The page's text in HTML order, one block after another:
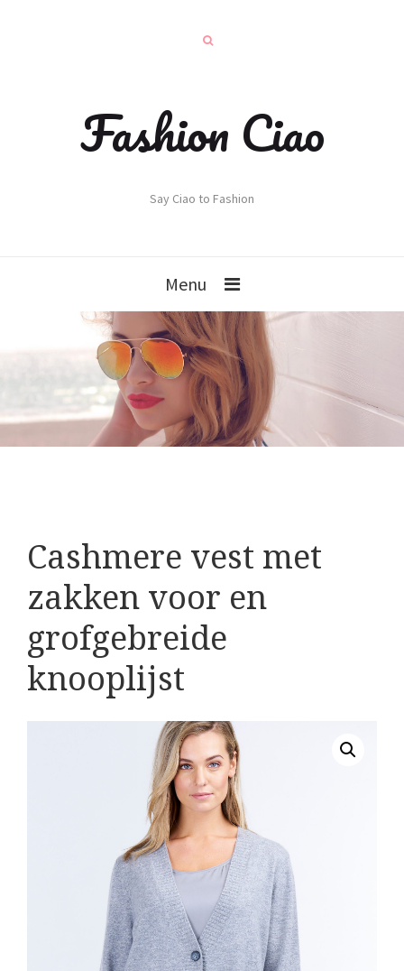
Fashion Ciao
Say Ciao to Fashion
Menu
Cashmere vest met
zakken voor en
grofgebreide
knooplijst